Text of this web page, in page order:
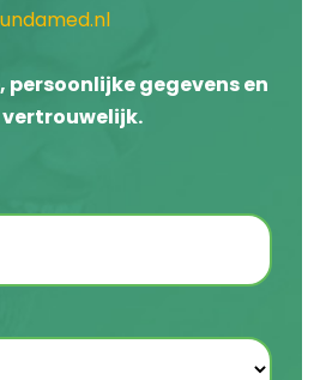
gegevens en